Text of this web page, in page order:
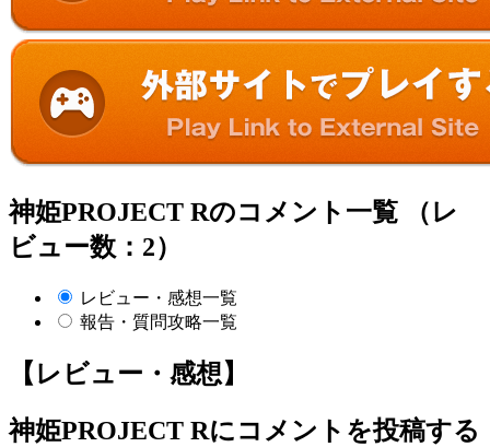
神姫PROJECT Rのコメント一覧 （レ
ビュー数：2）
レビュー・感想一覧
報告・質問攻略一覧
【レビュー・感想】
神姫PROJECT Rにコメントを投稿する